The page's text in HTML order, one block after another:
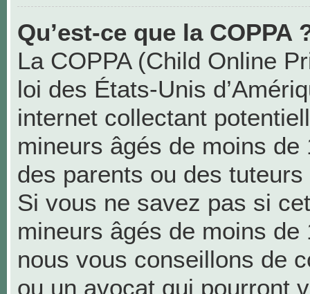
Qu’est-ce que la COPPA
La COPPA (Child Online
loi des États-Unis
internet collectant
mineurs âgés de moins
des parents ou des
Si vous ne savez pas si
mineurs âgés de moins
nous vous conseillons de
ou un avocat qui pourront